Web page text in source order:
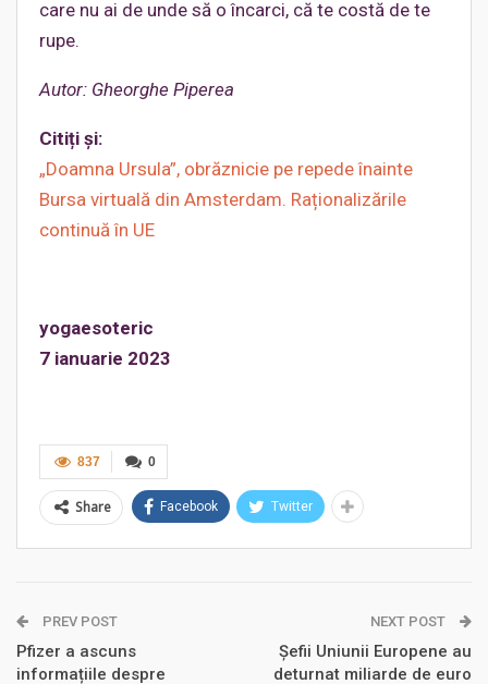
care nu ai de unde să o încarci, că te costă de te
rupe.
Autor: Gheorghe Piperea
Citiți și:
„Doamna Ursula”, obrăznicie pe repede înainte
Bursa virtuală din Amsterdam. Raționalizările
continuă în UE
yogaesoteric
7 ianuarie 2023
0
837
Share Facebook Twitter
PREV POST
Pfizer a ascuns
informațiile despre
NEXT POST
Șefii Uniunii Europene au
deturnat miliarde de euro